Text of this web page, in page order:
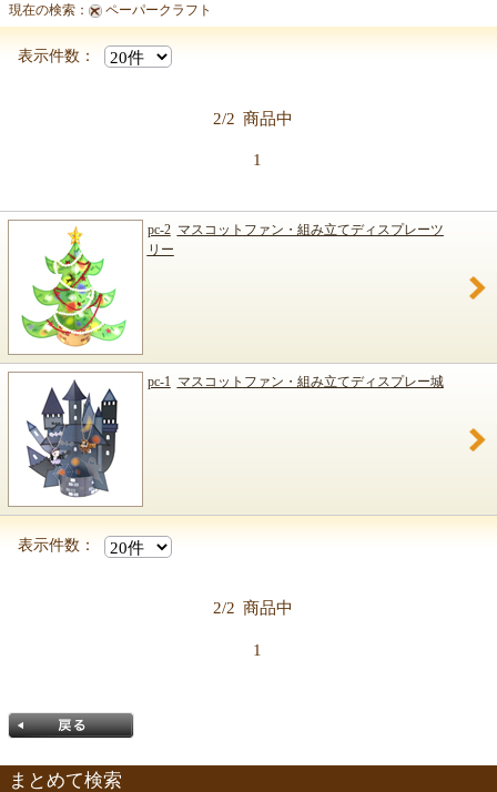
ペーパークラフト
現在の検索： ペーパークラフト
表示件数：
2/2 商品中
1
pc-2 マスコットファン・組み立てディスプレーツ
リー
pc-1 マスコットファン・組み立てディスプレー城
表示件数：
2/2 商品中
1
まとめて検索